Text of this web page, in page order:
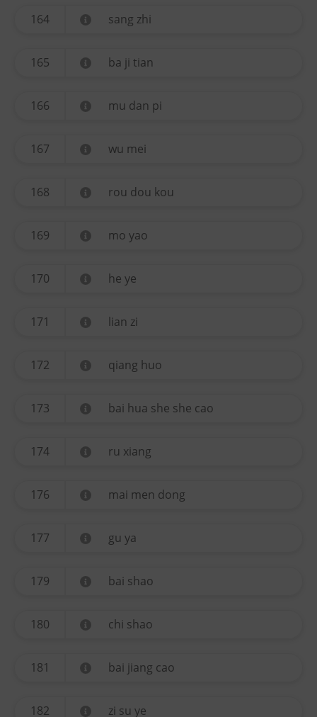
164 sang zhi
165 ba ji tian
166 mu dan pi
167 wu mei
168 rou dou kou
169 mo yao
170 he ye
171 lian zi
172 qiang huo
173 bai hua she she cao
174 ru xiang
176 mai men dong
177 gu ya
179 bai shao
180 chi shao
181 bai jiang cao
182 zi su ye